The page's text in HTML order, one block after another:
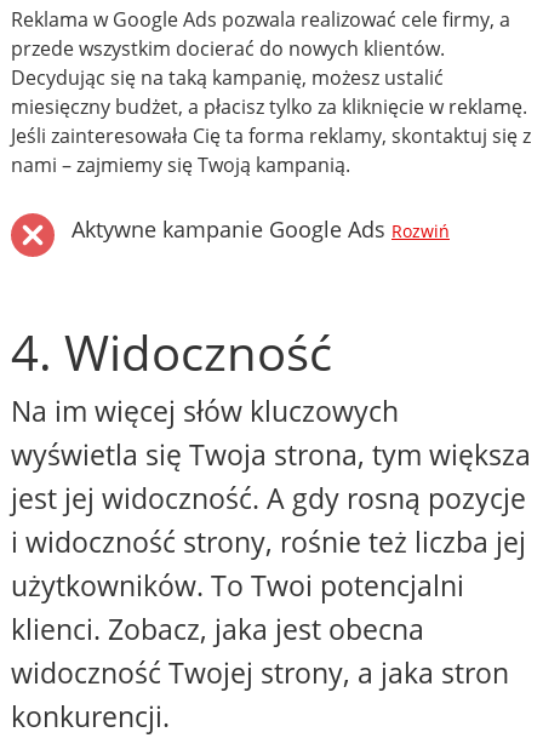
Reklama w Google Ads pozwala realizować cele firmy, a
przede wszystkim docierać do nowych klientów.
Decydując się na taką kampanię, możesz ustalić
miesięczny budżet, a płacisz tylko za kliknięcie w reklamę.
Jeśli zainteresowała Cię ta forma reklamy, skontaktuj się z
nami – zajmiemy się Twoją kampanią.
Aktywne kampanie Google Ads Rozwiń
4. Widoczność
Na im więcej słów kluczowych
wyświetla się Twoja strona, tym większa
jest jej widoczność. A gdy rosną pozycje
i widoczność strony, rośnie też liczba jej
użytkowników. To Twoi potencjalni
klienci. Zobacz, jaka jest obecna
widoczność Twojej strony, a jaka stron
konkurencji.